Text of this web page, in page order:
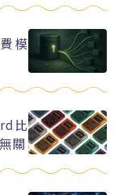
模
比
關